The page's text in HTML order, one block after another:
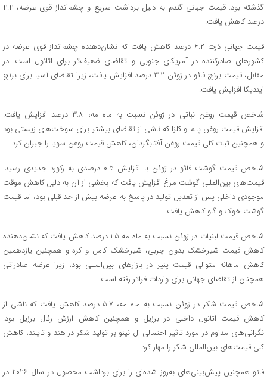
گذشته بود. قیمت جهانی گندم به دلیل برداشت سریع و چشم‌انداز قوی عرضه، ۴.۴
درصد کاهش یافت.
قیمت جهانی ذرت ۶.۲ درصد کاهش یافت که نشان‌دهنده چشم‌انداز قوی عرضه در
کشورهای صادرکننده در آمریکای جنوبی و تقاضای ضعیف‌تر برای اتانول است. در
مقابل، قیمت برنج فائو در ژوئن ۳.۲ درصد افزایش یافت، زیرا تقاضای آسیا برای برنج
ایندیکا افزایش یافت.
شاخص قیمت روغن نباتی در ژوئن نسبت به ماه مه، ۳.۸ درصد افزایش یافت.
افزایش قیمت روغن پالم و کلزا که ناشی از تقاضای بیشتر برای سوخت‌های زیستی بود
و همچنین ثبات کلی قیمت روغن آفتابگردان، کاهش قیمت روغن سویا را جبران کرد.
شاخص قیمت گوشت فائو در ژوئن با افزایش ۰.۵ درصدی به رکورد جدیدی رسید.
قیمت‌های بین‌المللی گوشت مرغ افزایش یافت که بخشی از آن به دلیل کاهش موقت
موجودی داخلی پس از تعدیل تولید در پاسخ به عرضه بیش از حد قبلی بود، اما قیمت
گوشت خوک و گاو کاهش یافت.
شاخص قیمت لبنیات در ژوئن نسبت به ماه مه ۱.۵ درصد کاهش یافت که نشان‌دهنده
کاهش قیمت شیرخشک بدون چربی، شیرخشک کامل و کره و همچنین یازدهمین
کاهش ماهانه متوالی قیمت پنیر در بازارهای بین‌المللی بود، زیرا عرضه صادراتی
همچنان از تقاضای جهانی برای واردات فراتر رفته است.
شاخص قیمت شکر در ژوئن نسبت به ماه مه، ۵.۷ درصد کاهش یافت که ناشی از
کاهش قیمت اتانول داخلی در برزیل و همچنین کاهش ارزش رئال برزیل بود.
نگرانی‌های مداوم در مورد تاثیر احتمالی ال نینو بر تولید شکر در هند و تایلند، کاهش
کلی قیمت‌های بین‌المللی شکر را مهار کرد.
فائو همچنین پیش‌بینی‌های به‌روز شده‌ای را برای برداشت محصول در سال ۲۰۲۶ در